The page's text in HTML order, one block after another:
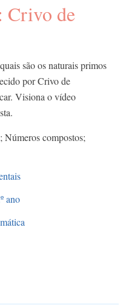
Crivo de
são os naturais primos
por Crivo de
Visiona o vídeo
Números compostos;
ano